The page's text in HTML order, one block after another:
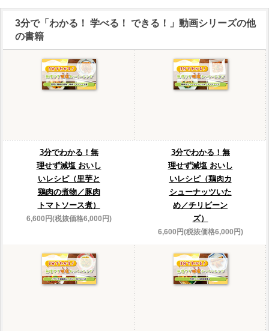
3分で「わかる！ 学べる！ できる！」動画シリーズの他
の書籍
3分でわかる！無
理せず減塩 おいし
いレシピ（里芋と
鶏肉の煮物／豚肉
トマトソース煮）
6,600円(税抜価格6,000円)
3分でわかる！無
理せず減塩 おいし
いレシピ（鶏肉カ
シューナッツいた
め／チリビーン
ズ）
6,600円(税抜価格6,000円)